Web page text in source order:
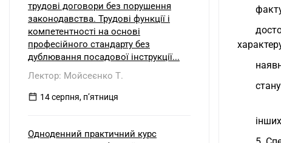
трудові договори без порушення
законодавства. Трудові функції і
компетентності на основі
професійного стандарту без
дублювання посадової інструкції...
Лектор: Мойсеєнко Т.
14 серпня, пʼятниця
Одноденний практичний курс